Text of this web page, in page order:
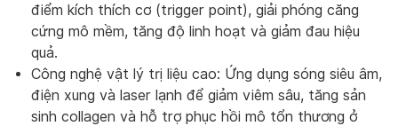
điểm kích thích cơ (trigger point), giải phóng căng
cứng mô mềm, tăng độ linh hoạt và giảm đau hiệu
quả.
Công nghệ vật lý trị liệu cao: Ứng dụng sóng siêu âm,
điện xung và laser lạnh để giảm viêm sâu, tăng sản
sinh collagen và hỗ trợ phục hồi mô tổn thương ở